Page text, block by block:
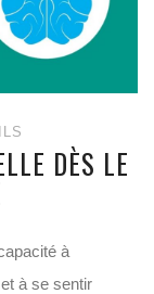
DÈS LE
à
à se sentir